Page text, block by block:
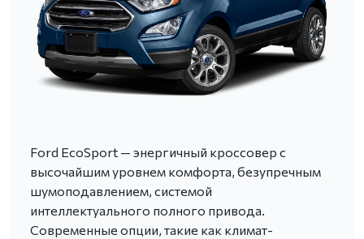
Ford EcoSport — энергичный кроссовер с
высочайшим уровнем комфорта, безупречным
шумоподавлением, системой
интеллектуального полного привода.
Современные опции, такие как климат-